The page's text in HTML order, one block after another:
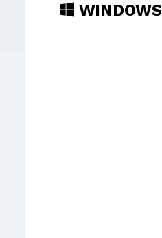
WINDOWS